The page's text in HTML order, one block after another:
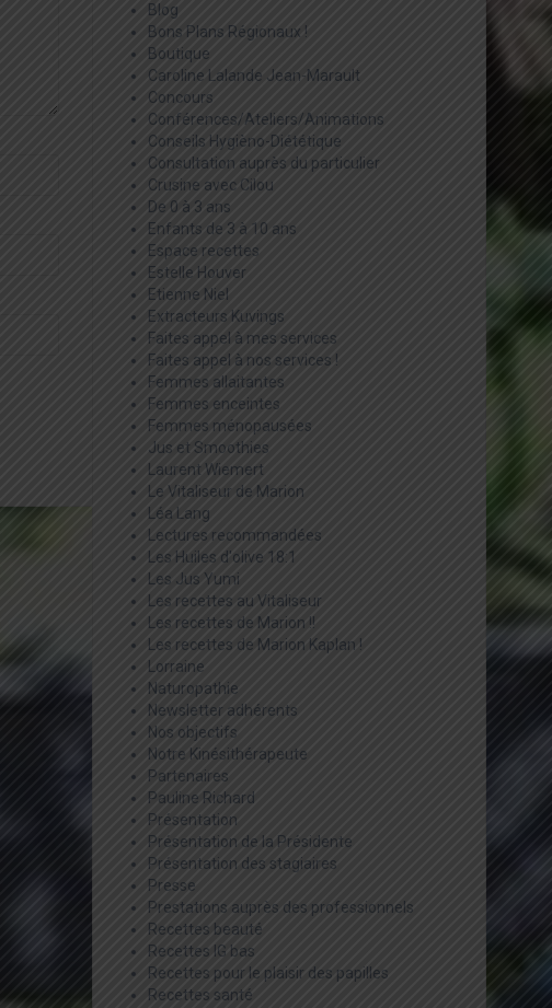
Blog
Bons Plans Régionaux !
Boutique
Caroline Lalande Jean-Marault
Concours
Conférences/Ateliers/Animations
Conseils Hygièno-Diététique
Consultation auprès du particulier
Crusine avec Cilou
De 0 à 3 ans
Enfants de 3 à 10 ans
Espace recettes
Estelle Houver
Etienne Niel
Extracteurs Kuvings
Faites appel à mes services
Faites appel à nos services !
Femmes allaitantes
Femmes enceintes
Femmes ménopausées
Jus et Smoothies
Laurent Wiemert
Le Vitaliseur de Marion
Léa Lang
Lectures recommandées
Les Huiles d'olive 18:1
Les Jus Yumi
Les recettes au Vitaliseur
Les recettes de Marion !!
Les recettes de Marion Kaplan !
Lorraine
Naturopathie
Newsletter adhérents
Nos objectifs
Notre Kinésithérapeute
Partenaires
Pauline Richard
Présentation
Présentation de la Présidente
Présentation des stagiaires
Presse
Prestations auprès des professionnels
Recettes beauté
Recettes IG bas
Recettes pour le plaisir des papilles
Recettes santé